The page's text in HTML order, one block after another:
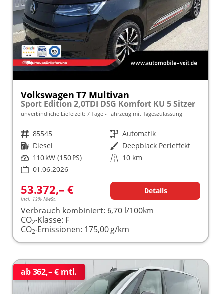
Volkswagen T7 Multivan
Sport Edition 2,0TDI DSG Komfort KÜ 5 Sitzer
unverbindliche Lieferzeit: 7 Tage Fahrzeug mit Tageszulassung
Fahrzeugnr. 85545 Getriebe Automatik
Kraftstoff Diesel Außenfarbe Deepblack Perleffekt
Leistung 110 kW (150 PS) Kilometerstand 10 km
01.06.2026
53.372,– €
incl. 19% MwSt.
Details
Verbrauch kombiniert: 6,70 l/100km
CO2-Klasse: F
CO2-Emissionen: 175,00 g/km
ab 362,– € mtl.